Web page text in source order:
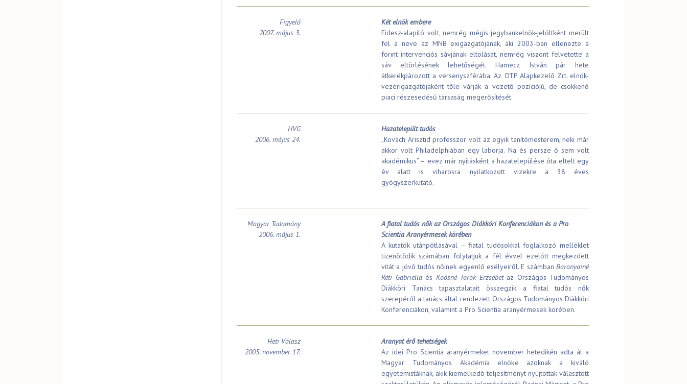
Figyelő
2007. május 3.
Két elnök embere
Fidesz-alapító volt, nemrég mégis jegybankelnök-jelöltként merült
fel a neve az MNB exigazgatójának, aki 2003-ban ellenezte a
forint intervenciós sávjának eltolását, nemrég viszont felvetette a
sáv eltörlésének lehetőségét. Hamecz István pár hete
átkerékpározott a versenyszférába. Az OTP Alapkezelő Zrt. elnök-
vezérigazgató­jaként tőle várják a vezető pozíciójú, de csökkenő
piaci részesedésű társaság megerősítését.
HVG
2006. május 24.
Hazatelepült tudós
„Kovách Arisztid professzor volt az egyik tanítómesterem, neki már
akkor volt Philadelphiában egy laborja. Na és persze ő sem volt
akadémikus” – evez már nyitásként a hazatelepülése óta eltelt egy
év alatt is viharosra nyilatkozott vizekre a 38 éves
gyógyszerkutató.
Magyar Tudomány
2006. május 1.
A fiatal tudós nők az Országos Diákköri Konferenciákon és a Pro
Scientia Aranyérmesek körében
A kutatók utánpótlásával – fiatal tudósokkal foglalkozó melléklet
tizenötödik számában folytatjuk a fél évvel ezelőtt megkezdett
vitát a jövő tudós nőinek egyenlő esélyeiről. E számban Baranyainé
Réti Gabriella és Koósné Török Erzsébetaz Országos Tudományos
Diákköri Tanács tapasztalatait összegzik a fiatal tudós nők
szerepéről a tanács által rendezett Országos Tudományos Diákköri
Konferenciákon, valamint a Pro Scientia aranyérmesek körében.
Heti Válasz
2005. november 17.
Aranyat érő tehetségek
Az idei Pro Scientia aranyérmeket november hetedikén adta át a
Magyar Tudományos Akadémia elnöke azoknak a kiváló
egyetemistáknak, akik kiemelkedő teljesítményt nyújtottak választott